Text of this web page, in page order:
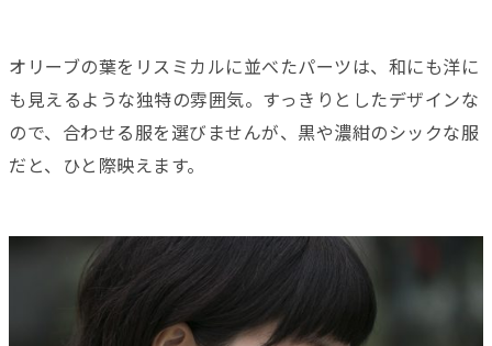
オリーブの葉をリスミカルに並べたパーツは、和にも洋に
も見えるような独特の雰囲気。すっきりとしたデザインな
ので、合わせる服を選びませんが、黒や濃紺のシックな服
だと、ひと際映えます。